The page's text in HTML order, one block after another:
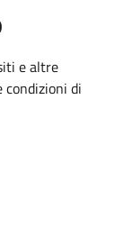
e altre
di